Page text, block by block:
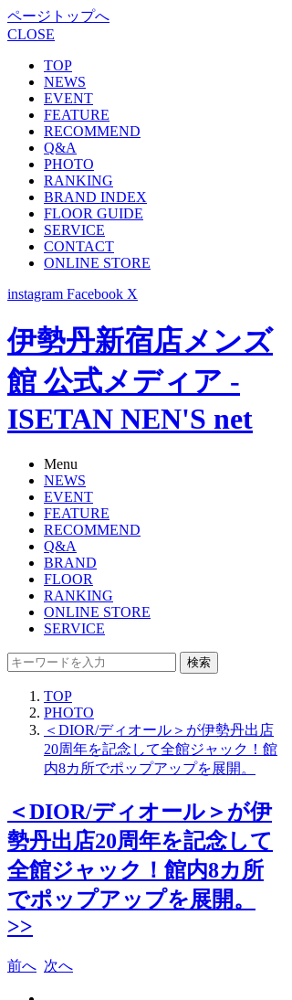
ページトップへ
CLOSE
TOP
NEWS
EVENT
FEATURE
RECOMMEND
Q&A
PHOTO
RANKING
BRAND INDEX
FLOOR GUIDE
SERVICE
CONTACT
ONLINE STORE
instagram Facebook X
伊勢丹新宿店メンズ
館 公式メディア -
ISETAN NEN'S net
Menu
NEWS
EVENT
FEATURE
RECOMMEND
Q&A
BRAND
FLOOR
RANKING
ONLINE STORE
SERVICE
検索
TOP
PHOTO
＜DIOR/ディオール＞が伊勢丹出店
20周年を記念して全館ジャック！館
内8カ所でポップアップを展開。
＜DIOR/ディオール＞が伊
勢丹出店20周年を記念して
全館ジャック！館内8カ所
でポップアップを展開。
>>
前へ 次へ